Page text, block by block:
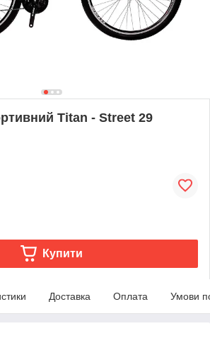
Titan - Street 29
Купити
Доставка Оплата Умови